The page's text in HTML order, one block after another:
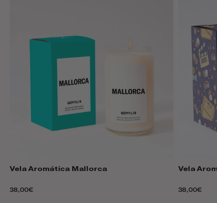
Vela Aromática Mallorca
38,00€
Vela
38,00€